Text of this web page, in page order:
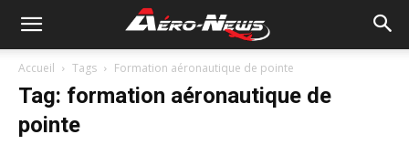
Accueil Tags Formation aéronautique de pointe
Tag: formation aéronautique de
pointe